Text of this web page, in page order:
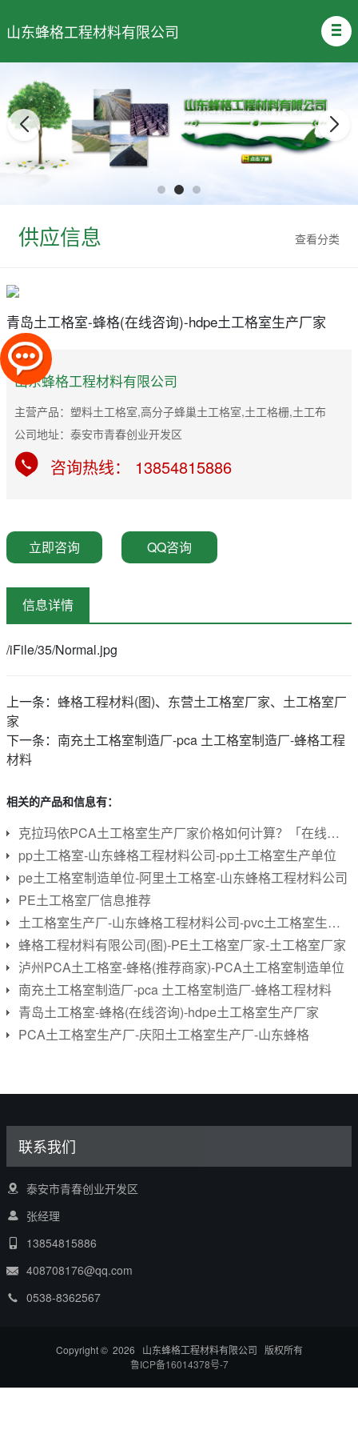
山东蜂格工程材料有限公司
查看分类
供应信息
青岛土工格室-蜂格(在线咨询)-hdpe土工格室生产厂家
山东蜂格工程材料有限公司
主营产品：塑料土工格室,高分子蜂巢土工格室,土工格栅,土工布
公司地址：泰安市青春创业开发区
咨询热线： 13854815886
立即咨询 QQ咨询
信息详情
/iFile/35/Normal.jpg
上一条： 蜂格工程材料(图)、东营土工格室厂家、土工格室厂
家
下一条： 南充土工格室制造厂-pca 土工格室制造厂-蜂格工程
材料
相关的产品和信息有：
克拉玛依PCA土工格室生产厂家价格如何计算？「在线咨询」
pp土工格室-山东蜂格工程材料公司-pp土工格室生产单位
pe土工格室制造单位-阿里土工格室-山东蜂格工程材料公司
PE土工格室厂信息推荐
土工格室生产厂-山东蜂格工程材料公司-pvc土工格室生产厂
蜂格工程材料有限公司(图)-PE土工格室厂家-土工格室厂家
泸州PCA土工格室-蜂格(推荐商家)-PCA土工格室制造单位
南充土工格室制造厂-pca 土工格室制造厂-蜂格工程材料
青岛土工格室-蜂格(在线咨询)-hdpe土工格室生产厂家
PCA土工格室生产厂-庆阳土工格室生产厂-山东蜂格
联系我们
泰安市青春创业开发区
张经理
13854815886
408708176@qq.com
0538-8362567
Copyright © 2026 山东蜂格工程材料有限公司 版权所有
鲁ICP备16014378号-7